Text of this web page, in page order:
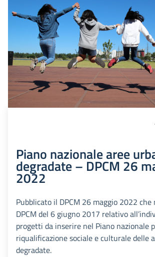
Piano nazionale aree
degradate – DPCM 26
2022
Pubblicato il DPCM 26 maggio 2022 che
DPCM del 6 giugno 2017 relativo
progetti da inserire nel Piano nazionale
riqualificazione sociale e culturale delle
degradate.